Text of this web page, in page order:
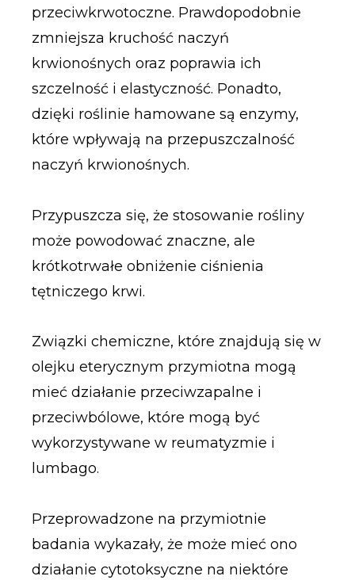
przeciwkrwotoczne. Prawdopodobnie
zmniejsza kruchość naczyń
krwionośnych oraz poprawia ich
szczelność i elastyczność. Ponadto,
dzięki roślinie hamowane są enzymy,
które wpływają na przepuszczalność
naczyń krwionośnych.
Przypuszcza się, że stosowanie rośliny
może powodować znaczne, ale
krótkotrwałe obniżenie ciśnienia
tętniczego krwi.
Związki chemiczne, które znajdują się w
olejku eterycznym przymiotna mogą
mieć działanie przeciwzapalne i
przeciwbólowe, które mogą być
wykorzystywane w reumatyzmie i
lumbago.
Przeprowadzone na przymiotnie
badania wykazały, że może mieć ono
działanie cytotoksyczne na niektóre